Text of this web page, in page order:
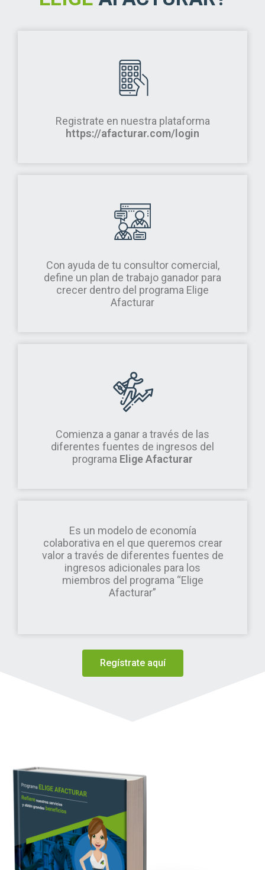
Registrate en nuestra plataforma
https://afacturar.com/login
Con ayuda de tu consultor comercial,
define un plan de trabajo ganador para
crecer dentro del programa Elige
Afacturar
Comienza a ganar a través de las
diferentes fuentes de ingresos del
programa Elige Afacturar
Es un modelo de economía
colaborativa en el que queremos crear
valor a través de diferentes fuentes de
ingresos adicionales para los
miembros del programa “Elige
Afacturar”
Regístrate aquí